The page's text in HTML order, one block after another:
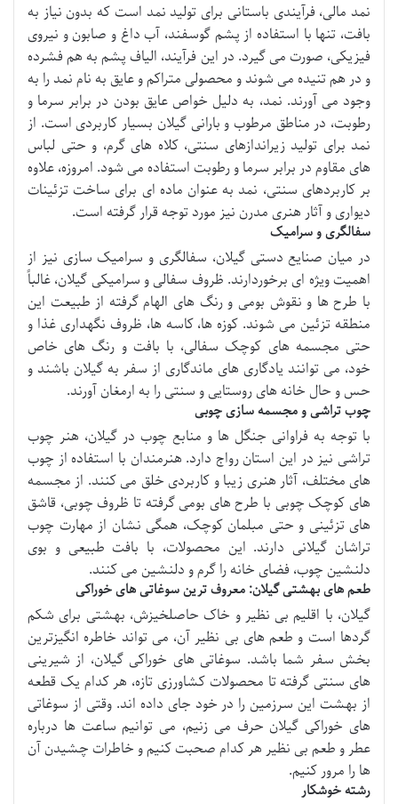
نمد مالی، فرآیندی باستانی برای تولید نمد است که بدون نیاز به
بافت، تنها با استفاده از پشم گوسفند، آب داغ و صابون و نیروی
فیزیکی، صورت می گیرد. در این فرآیند، الیاف پشم به هم فشرده
و در هم تنیده می شوند و محصولی متراکم و عایق به نام نمد را به
وجود می آورند. نمد، به دلیل خواص عایق بودن در برابر سرما و
رطوبت، در مناطق مرطوب و بارانی گیلان بسیار کاربردی است. از
نمد برای تولید زیراندازهای سنتی، کلاه های گرم، و حتی لباس
های مقاوم در برابر سرما و رطوبت استفاده می شود. امروزه، علاوه
بر کاربردهای سنتی، نمد به عنوان ماده ای برای ساخت تزئینات
دیواری و آثار هنری مدرن نیز مورد توجه قرار گرفته است.
سفالگری و سرامیک
در میان صنایع دستی گیلان، سفالگری و سرامیک سازی نیز از
اهمیت ویژه ای برخوردارند. ظروف سفالی و سرامیکی گیلان، غالباً
با طرح ها و نقوش بومی و رنگ های الهام گرفته از طبیعت این
منطقه تزئین می شوند. کوزه ها، کاسه ها، ظروف نگهداری غذا و
حتی مجسمه های کوچک سفالی، با بافت و رنگ های خاص
خود، می توانند یادگاری های ماندگاری از سفر به گیلان باشند و
حس و حال خانه های روستایی و سنتی را به ارمغان آورند.
چوب تراشی و مجسمه سازی چوبی
با توجه به فراوانی جنگل ها و منابع چوب در گیلان، هنر چوب
تراشی نیز در این استان رواج دارد. هنرمندان با استفاده از چوب
های مختلف، آثار هنری زیبا و کاربردی خلق می کنند. از مجسمه
های کوچک چوبی با طرح های بومی گرفته تا ظروف چوبی، قاشق
های تزئینی و حتی مبلمان کوچک، همگی نشان از مهارت چوب
تراشان گیلانی دارند. این محصولات، با بافت طبیعی و بوی
دلنشین چوب، فضای خانه را گرم و دلنشین می کنند.
طعم های بهشتی گیلان: معروف ترین سوغاتی های خوراکی
گیلان، با اقلیم بی نظیر و خاک حاصلخیزش، بهشتی برای شکم
گردها است و طعم های بی نظیر آن، می تواند خاطره انگیزترین
بخش سفر شما باشد. سوغاتی های خوراکی گیلان، از شیرینی
های سنتی گرفته تا محصولات کشاورزی تازه، هر کدام یک قطعه
از بهشت این سرزمین را در خود جای داده اند. وقتی از سوغاتی
های خوراکی گیلان حرف می زنیم، می توانیم ساعت ها درباره
عطر و طعم بی نظیر هر کدام صحبت کنیم و خاطرات چشیدن آن
ها را مرور کنیم.
رشته خوشکار